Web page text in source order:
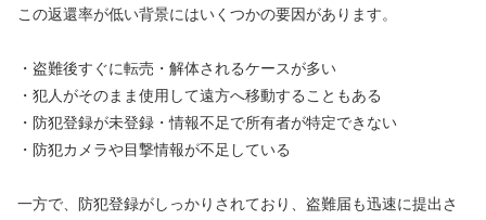
この返還率が低い背景にはいくつかの要因があります。
・盗難後すぐに転売・解体されるケースが多い
・犯人がそのまま使用して遠方へ移動することもある
・防犯登録が未登録・情報不足で所有者が特定できない
・防犯カメラや目撃情報が不足している
一方で、防犯登録がしっかりされており、盗難届も迅速に提出さ